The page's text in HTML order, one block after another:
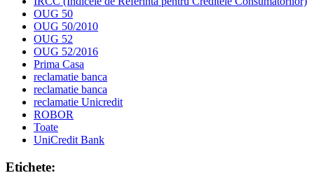
OUG 50
OUG 50/2010
OUG 52
OUG 52/2016
Prima Casa
reclamatie banca
reclamatie banca
reclamatie Unicredit
ROBOR
Toate
UniCredit Bank
Etichete: